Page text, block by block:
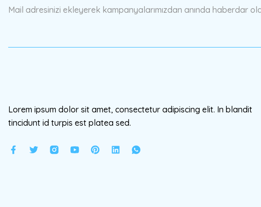
Ürün fiyatı diğer sitelerden daha pahalı.
Mail adresinizi ekleyerek kampanyalarımızdan anında haberdar
Lorem ipsum dolor sit amet, consectetur adipiscing elit. In blandit
tincidunt id turpis est platea sed.